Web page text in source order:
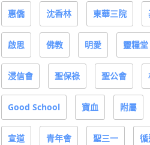
惠僑 沈香林 東華三院
啟思 佛教 明愛 靈糧堂
浸信會 聖保祿 聖公會
Good School 寶血 附屬
宣道 青年會 聖三一